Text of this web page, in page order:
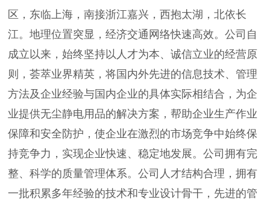
区，东临上海，南接浙江嘉兴，西抱太湖，北依长
江。地理位置突显，经济交通网络快速高效。公司自
成立以来，始终坚持以人才为本、诚信立业的经营原
则，荟萃业界精英，将国内外先进的信息技术、管理
方法及企业经验与国内企业的具体实际相结合，为企
业提供无尘静电用品的解决方案，帮助企业生产作业
保障和安全防护，使企业在激烈的市场竞争中始终保
持竞争力，实现企业快速、稳定地发展。公司拥有完
整、科学的质量管理体系。公司人才结构合理，拥有
一批积累多年经验的技术和专业设计骨干，先进的管